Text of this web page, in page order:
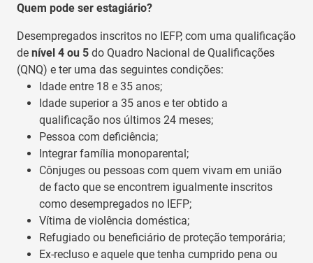
Quem pode ser estagiário?
Desempregados inscritos no IEFP, com uma qualificação
de nível 4 ou 5 do Quadro Nacional de Qualificações
(QNQ) e ter uma das seguintes condições:
Idade entre 18 e 35 anos;
Idade superior a 35 anos e ter obtido a
qualificação nos últimos 24 meses;
Pessoa com deficiência;
Integrar família monoparental;
Cônjuges ou pessoas com quem vivam em união
de facto que se encontrem igualmente inscritos
como desempregados no IEFP;
Vítima de violência doméstica;
Refugiado ou beneficiário de proteção temporária;
Ex-recluso e aquele que tenha cumprido pena ou